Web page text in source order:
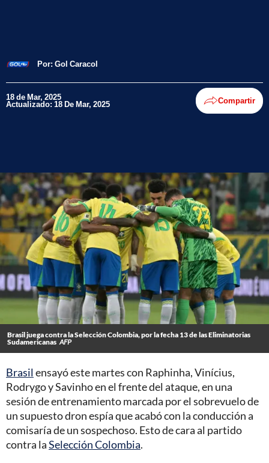
Por: Gol Caracol
18 de Mar, 2025
Actualizado: 18 De Mar, 2025 Compartir
Brasil juega contra la Selección Colombia, por la fecha 13 de las Eliminatorias
Sudamericanas AFP
Brasilensayó este martes con Raphinha, Vinícius,
Rodrygo y Savinho en el frente del ataque, en una
sesión de entrenamiento marcada por el sobrevuelo de
un supuesto dron espía que acabó con la conducción a
comisaría de un sospechoso. Esto de cara al partido
contra laSelección Colombia.